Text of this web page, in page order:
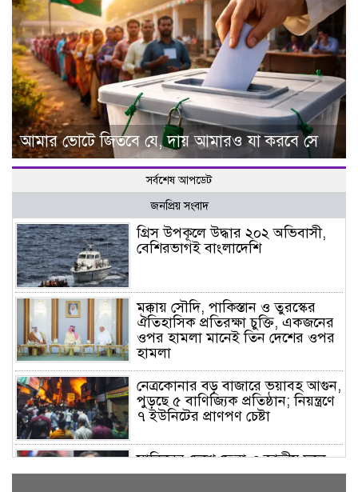
আমার ভোটে জিতবে যে, দায় আমারও যা করবে সে
সর্বশেষ আপডেট
জনপ্রিয় সংবাদ
গ্রিস উপকূলে উদ্ধার ২০২ অভিবাসী,
বেশিরভাগই বাংলাদেশি
মক্কায় সৌদি, পাকিস্তান ও তুরস্কের
ঐতিহাসিক প্রতিরক্ষা চুক্তি, একজনের
ওপর হামলা মানেই তিন দেশের ওপর
হামলা
নেত্রকোনার বড় বাজারে ভয়াবহ আগুন,
পুড়ছে ৫ বাণিজ্যিক প্রতিষ্ঠান; নিয়ন্ত্রণে
৭ ইউনিটের প্রাণপণ চেষ্টা
সাকিবের দেশে ফেরা ও জাতীয় দলে
ফেরার সম্ভাবনা নেই, ইঙ্গিত ক্রীড়া